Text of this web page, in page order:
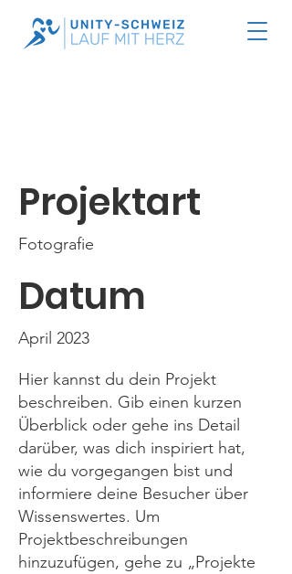
Projektart
Fotografie
Datum
April 2023
Hier kannst du dein Projekt
beschreiben. Gib einen kurzen
Überblick oder gehe ins Detail
darüber, was dich inspiriert hat,
wie du vorgegangen bist und
informiere deine Besucher über
Wissenswertes. Um
Projektbeschreibungen
hinzuzufügen, gehe zu „Projekte